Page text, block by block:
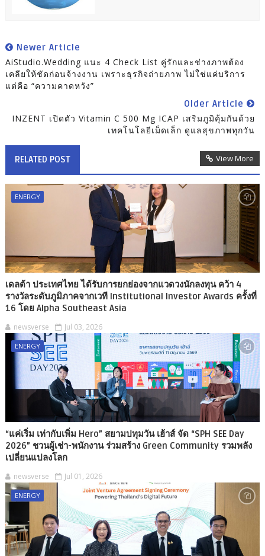
Newer Article
AiStudio.Wedding แนะ 4 Check List คู่รักและช่างภาพต้อง
เคลียให้ชัดก่อนจ้างงาน เพราะธุรกิจถ่ายภาพ ไม่ใช่แค่บริการ
แต่คือ “ความคาดหวัง”
Older Article
INZENT เปิดตัว Vitamin C 500 Mg ICAP เสริมภูมิคุ้มกันด้วย
เทคโนโลยีเม็ดเล็ก ดูแลสุขภาพทุกวัน
RELATED POST View More
ENERGY
เดลต้า ประเทศไทย ได้รับการยกย่องจากแวดวงนักลงทุน คว้า 4
รางวัลระดับภูมิภาคจากเวที Institutional Investor Awards ครั้งที่
16 โดย Alpha Southeast Asia
newsverse Jul 03, 2026
ENERGY
“แค่เริ่ม เท่ากับเพิ่ม Hero” สยามปทุมวัน เฮ้าส์ จัด “SPH SEE Day
2026” ชวนผู้เช่า-พนักงาน ร่วมสร้าง Green Community รวมพลัง
เปลี่ยนแปลงโลก
newsverse Jul 01, 2026
ENERGY